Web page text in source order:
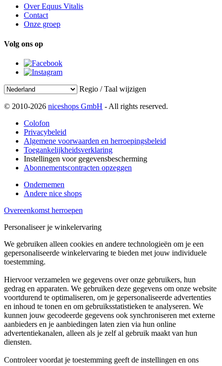
Over Equus Vitalis
Contact
Onze groep
Volg ons op
Regio / Taal wijzigen
© 2010-2026 niceshops GmbH - All rights reserved.
Colofon
Privacybeleid
Algemene voorwaarden en herroepingsbeleid
Toegankelijkheidsverklaring
Instellingen voor gegevensbescherming
Abonnementscontracten opzeggen
Ondernemen
Andere nice shops
Overeenkomst herroepen
Personaliseer je winkelervaring
We gebruiken alleen cookies en andere technologieën om je een
gepersonaliseerde winkelervaring te bieden met jouw individuele
toestemming.
Hiervoor verzamelen we gegevens over onze gebruikers, hun
gedrag en apparaten. We gebruiken deze gegevens om onze website
voortdurend te optimaliseren, om je gepersonaliseerde advertenties
en inhoud te tonen en om gebruiksstatistieken te analyseren. We
kunnen jouw gecodeerde gegevens ook synchroniseren met externe
aanbieders en je aanbiedingen laten zien via hun online
advertentiekanalen, alleen als je zelf al gebruik maakt van hun
diensten.
Controleer voordat je toestemming geeft de instellingen en ons